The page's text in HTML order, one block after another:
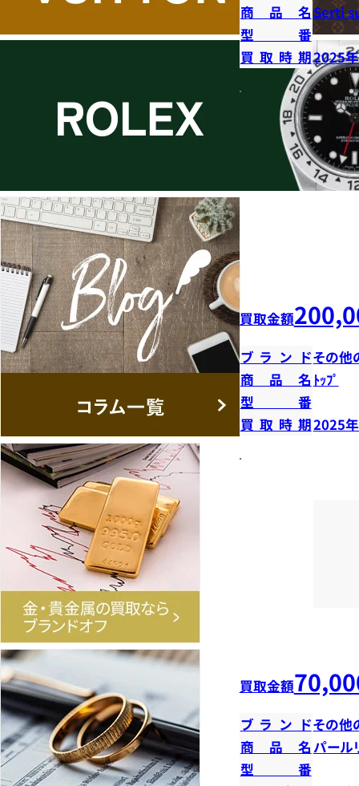
商品名Serti
型番
買取時期2025
買取金額
ブランドその他
商品名 ﾄｯﾌﾟ
型番
買取時期2025
買取金額
ブランドその他
商品名 パール
型番